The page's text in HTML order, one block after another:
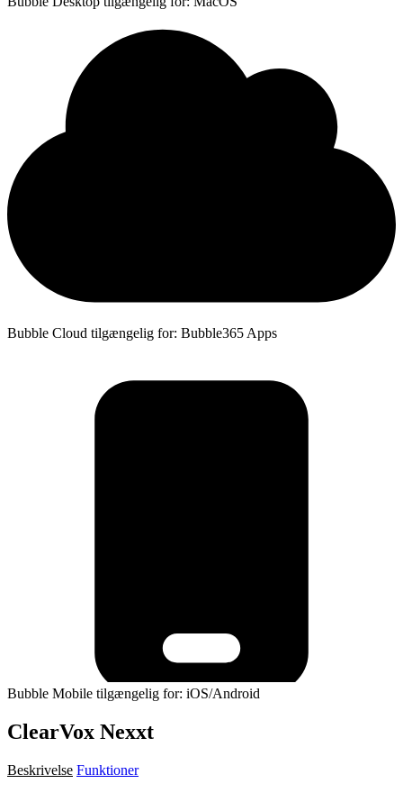
Bubble Cloud tilgængelig for: Bubble365 Apps
Bubble Mobile tilgængelig for: iOS/Android
ClearVox Nexxt
Beskrivelse Funktioner